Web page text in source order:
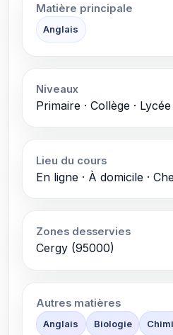
Matière principale
Anglais
Niveaux
Primaire · Collège ·
Lieu du cours
En ligne · À domicile ·
Zones desservies
Cergy (95000)
Autres matières
Anglais Biologie